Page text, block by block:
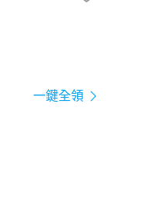
一鍵全領